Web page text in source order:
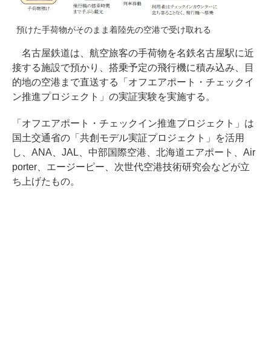
預けた手荷物がそのまま着陸先の空港で受け取れる
名古屋鉄道は、航空旅客の手荷物を名鉄名古屋駅に近
接する施設で預かり、搭乗予定の飛行機に積み込み、目
的地の空港まで直送する「オフエアポート・チェックイ
ン推進プロジェクト」の実証実験を実施する。
「オフエアポート・チェックイン推進プロジェクト」は
国土交通省の「共創モデル実証プロジェクト」を活用
し、ANA、JAL、中部国際空港、北海道エアポート、Air
porter、エージーピー、次世代空港技術研究会などが立
ち上げたもの。